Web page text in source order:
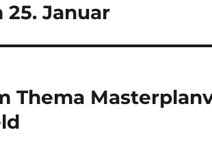
Januar
Thema